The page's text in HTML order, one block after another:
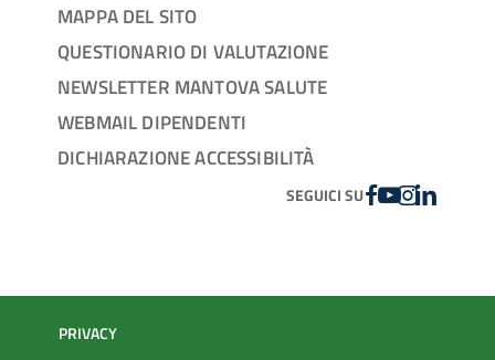
MAPPA DEL SITO
QUESTIONARIO DI VALUTAZIONE
NEWSLETTER MANTOVA SALUTE
WEBMAIL DIPENDENTI
DICHIARAZIONE ACCESSIBILITÀ
SEGUICI SUFACEBOOK
YOUTUBE
INSTAGRAM
LINKEDIN
PRIVACY